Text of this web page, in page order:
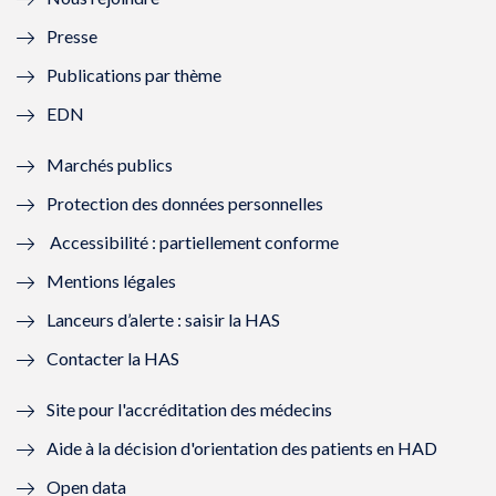
l
f
n
ê
t
r
e
)
e
n
ê
r
)
ê
t
e
ê
)
Presse
Publications par thème
EDN
Marchés publics
Protection des données personnelles
Accessibilité : partiellement conforme
Mentions légales
Lanceurs d’alerte : saisir la HAS
Contacter la HAS
Site pour l'accréditation des médecins
Aide à la décision d'orientation des patients en HAD
Open data